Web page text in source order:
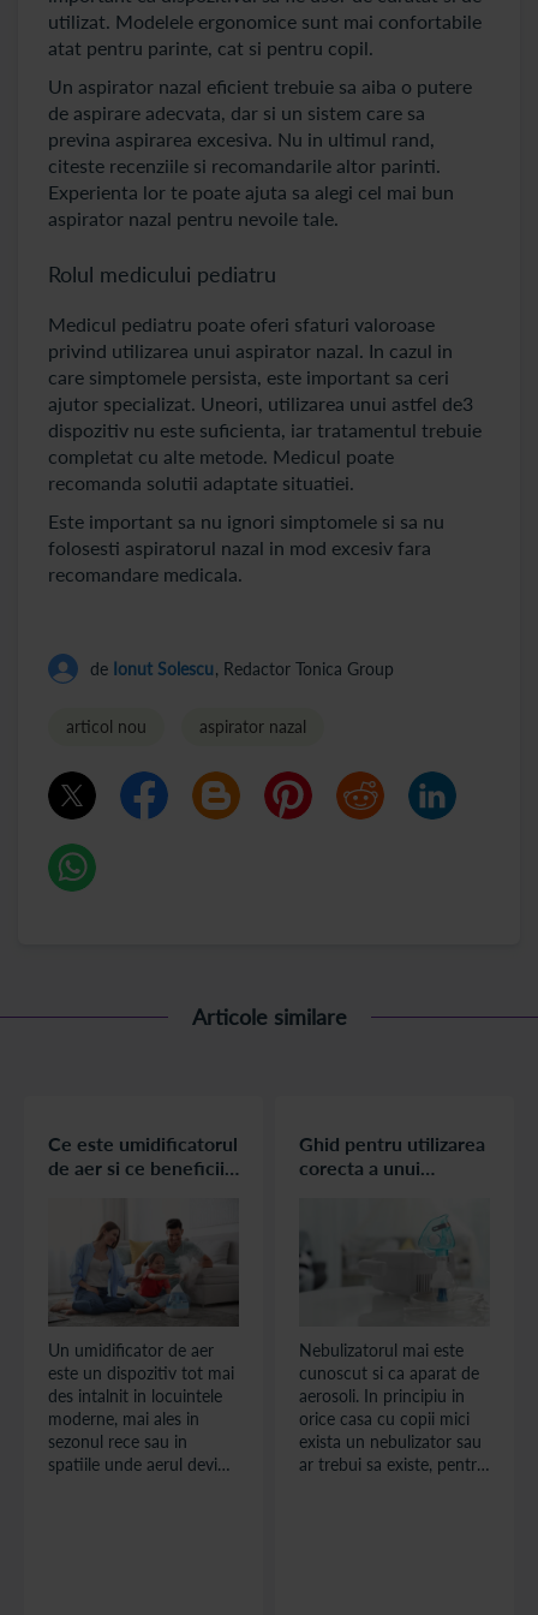
utilizat. Modelele ergonomice sunt mai confortabile
atat pentru parinte, cat si pentru copil.
Un aspirator nazal eficient trebuie sa aiba o putere
de aspirare adecvata, dar si un sistem care sa
previna aspirarea excesiva. Nu in ultimul rand,
citeste recenziile si recomandarile altor parinti.
Experienta lor te poate ajuta sa alegi cel mai bun
aspirator nazal pentru nevoile tale.
Rolul medicului pediatru
Medicul pediatru poate oferi sfaturi valoroase
privind utilizarea unui aspirator nazal. In cazul in
care simptomele persista, este important sa ceri
ajutor specializat. Uneori, utilizarea unui astfel de3
dispozitiv nu este suficienta, iar tratamentul trebuie
completat cu alte metode. Medicul poate
recomanda solutii adaptate situatiei.
Este important sa nu ignori simptomele si sa nu
folosesti aspiratorul nazal in mod excesiv fara
recomandare medicala.
de Ionut Solescu, Redactor Tonica Group
articol nou aspirator nazal
Articole similare
Ce este umidificatorul
de aer si ce beneficii
Un umidificator de aer
este un dispozitiv tot mai
des intalnit in locuintele
moderne, mai ales in
sezonul rece sau in
spatiile unde aerul devine
Ghid pentru utilizarea
corecta a unui
Nebulizatorul mai este
cunoscut si ca aparat de
aerosoli. In principiu in
orice casa cu copii mici
exista un nebulizator sau
ar trebui sa existe, pentru